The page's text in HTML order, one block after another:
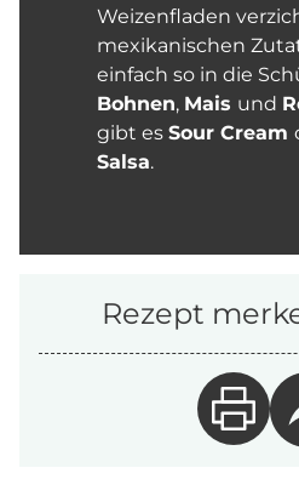
Weizenfladen
mexikanischen
einfach so in die
Bohnen, Mais und
gibt es Sour Cream
Salsa.
Rezept